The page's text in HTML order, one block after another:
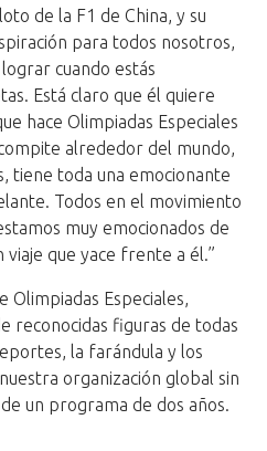
de la F1 de China, y su
para todos nosotros,
cuando estás
Está claro que él quiere
hace Olimpiadas Especiales
alrededor del mundo,
tiene toda una emocionante
Todos en el movimiento
muy emocionados de
que yace frente a él.”
Olimpiadas Especiales,
reconocidas figuras de todas
la farándula y los
organización global sin
un programa de dos años.